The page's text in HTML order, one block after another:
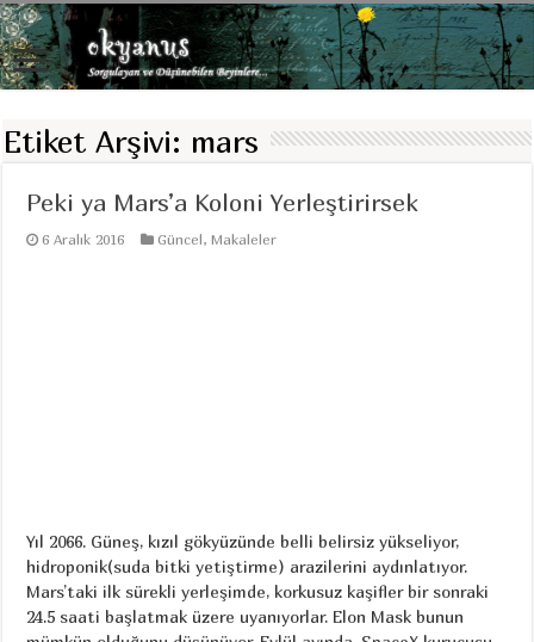
Etiket Arşivi: mars
Peki ya Mars’a Koloni Yerleştirirsek
6 Aralık 2016 Güncel,Makaleler
Yıl 2066. Güneş, kızıl gökyüzünde belli belirsiz yükseliyor,
hidroponik(suda bitki yetiştirme) arazilerini aydınlatıyor.
Mars’taki ilk sürekli yerleşimde, korkusuz kaşifler bir sonraki
24.5 saati başlatmak üzere uyanıyorlar. Elon Mask bunun